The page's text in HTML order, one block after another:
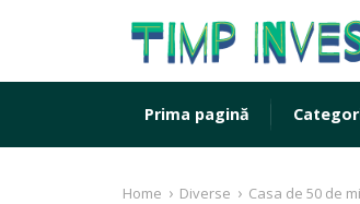
Prima pagină
Home › Diverse › Casa de 50 de